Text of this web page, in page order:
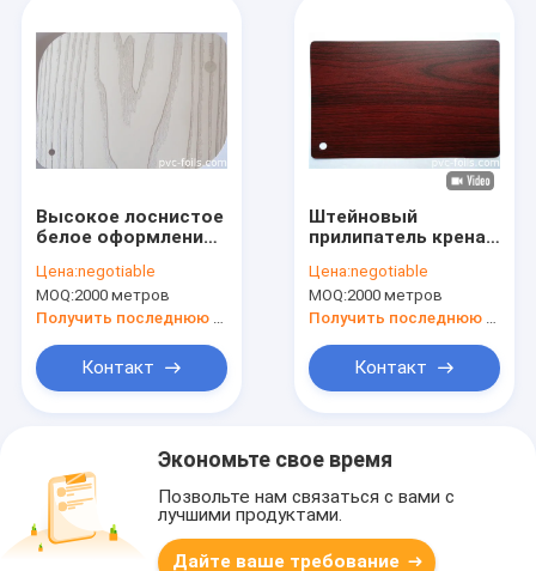
Высокое лоснистое
белое оформление
деревянное для
дверей шкафа
Цена:negotiable
MOQ:2000 метров
Получить последнюю цену
Контакт
Штейновый
прилипатель крена
заряда Pvc
деревянный для
форменного MDF
Цена:negotiable
MOQ:2000 метров
Получить последнюю цену
Контакт
Экономьте свое время
Позвольте нам связаться с вами с
лучшими продуктами.
Дайте ваше требование